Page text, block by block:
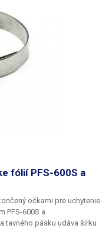
fólií PFS-600S a
očkami pre uchytenie
PFS-600S a
tavného pásku udáva šírku